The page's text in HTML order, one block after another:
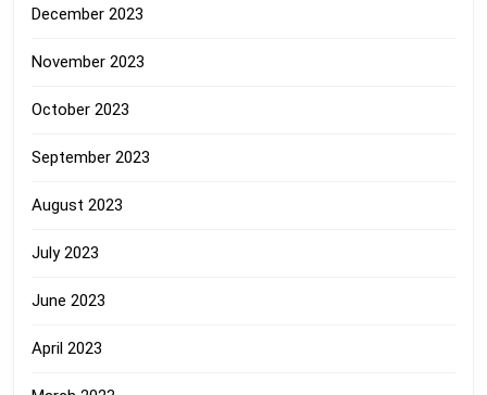
December 2023
November 2023
October 2023
September 2023
August 2023
July 2023
June 2023
April 2023